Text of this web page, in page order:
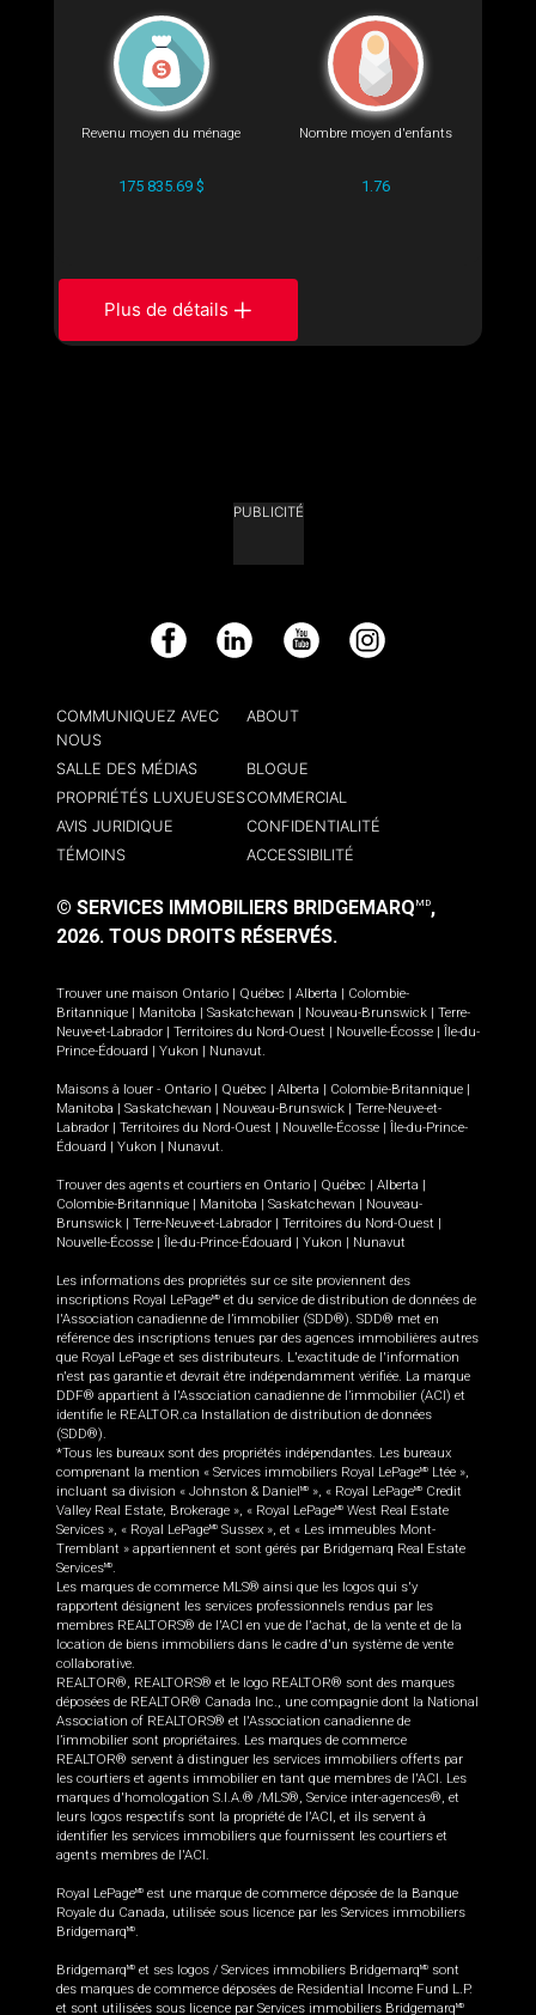
Revenu moyen du ménage
175 835.69 $
Nombre moyen d'enfants
1.76
Plus de détails
PUBLICITÉ
Facebook LinkedIn YouTube Instagram
COMMUNIQUEZ AVEC
NOUS
ABOUT
SALLE DES MÉDIAS
BLOGUE
PROPRIÉTÉS LUXUEUSESCOMMERCIAL
AVIS JURIDIQUE
CONFIDENTIALITÉ
TÉMOINS
ACCESSIBILITÉ
© SERVICES IMMOBILIERS BRIDGEMARQ MD,
2026. TOUS DROITS RÉSERVÉS.
Trouver une maison Ontario Québec Alberta
Colombie-
Britannique
Manitoba Saskatchewan Nouveau-Brunswick
Terre-
Neuve-et-Labrador
Territoires du Nord-Ouest Nouvelle-Écosse
Île-du-
Prince-Édouard
Yukon Nunavut.
Maisons à louer - Ontario Québec Alberta Colombie-Britannique
Manitoba
Saskatchewan Nouveau-Brunswick
Terre-Neuve-et-
Labrador
Territoires du Nord-Ouest Nouvelle-Écosse
Île-du-Prince-
Édouard
Yukon Nunavut.
Trouver des agents et courtiers en Ontario Québec Alberta
Colombie-Britannique
Manitoba Saskatchewan
Nouveau-
Brunswick
Terre-Neuve-et-Labrador Territoires du Nord-Ouest
Nouvelle-Écosse
Île-du-Prince-Édouard Yukon Nunavut
Les informations des propriétés sur ce site proviennent des
inscriptions Royal LePageMD et du service de distribution de données de
l'Association canadienne de l’immobilier (SDD®). SDD® met en
référence des inscriptions tenues par des agences immobilières autres
que Royal LePage et ses distributeurs. L'exactitude de l'information
n'est pas garantie et devrait être indépendamment vérifiée. La marque
DDF® appartient à l'Association canadienne de l’immobilier (ACI) et
identifie le REALTOR.ca Installation de distribution de données
(SDD®).
*Tous les bureaux sont des propriétés indépendantes. Les bureaux
comprenant la mention « Services immobiliers Royal LePageMD
Ltée »,
incluant sa division « Johnston & Daniel MD », « Royal LePageMD
Credit
Valley Real Estate, Brokerage », « Royal LePageMD West Real Estate
Services », « Royal LePageMD Sussex », et « Les immeubles Mont-
Tremblant » appartiennent et sont gérés par Bridgemarq Real Estate
ServicesMD.
Les marques de commerce MLS® ainsi que les logos qui s'y
rapportent désignent les services professionnels rendus par les
membres REALTORS® de l'ACI en vue de l'achat, de la vente et de la
location de biens immobiliers dans le cadre d'un système de vente
collaborative.
REALTOR®, REALTORS® et le logo REALTOR® sont des marques
déposées de REALTOR® Canada Inc., une compagnie dont la National
Association of REALTORS® et l'Association canadienne de
l’immobilier sont propriétaires. Les marques de commerce
REALTOR® servent à distinguer les services immobiliers offerts par
les courtiers et agents immobilier en tant que membres de l'ACI. Les
marques d'homologation S.I.A.® /MLS®, Service inter-agences®, et
leurs logos respectifs sont la propriété de l'ACI, et ils servent à
identifier les services immobiliers que fournissent les courtiers et
agents membres de l'ACI.
Royal LePageMD est une marque de commerce déposée de la Banque
Royale du Canada, utilisée sous licence par les Services immobiliers
BridgemarqMD.
BridgemarqMD et ses logos / Services immobiliers BridgemarqMD
sont
des marques de commerce déposées de Residential Income Fund L.P.
et sont utilisées sous licence par Services immobiliers BridgemarqMD